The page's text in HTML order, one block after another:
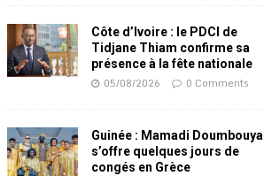
Côte d’Ivoire : le PDCI de
Tidjane Thiam confirme sa
présence à la fête nationale
05/08/2026 0 Comments
Guinée : Mamadi Doumbouya
s’offre quelques jours de
congés en Grèce